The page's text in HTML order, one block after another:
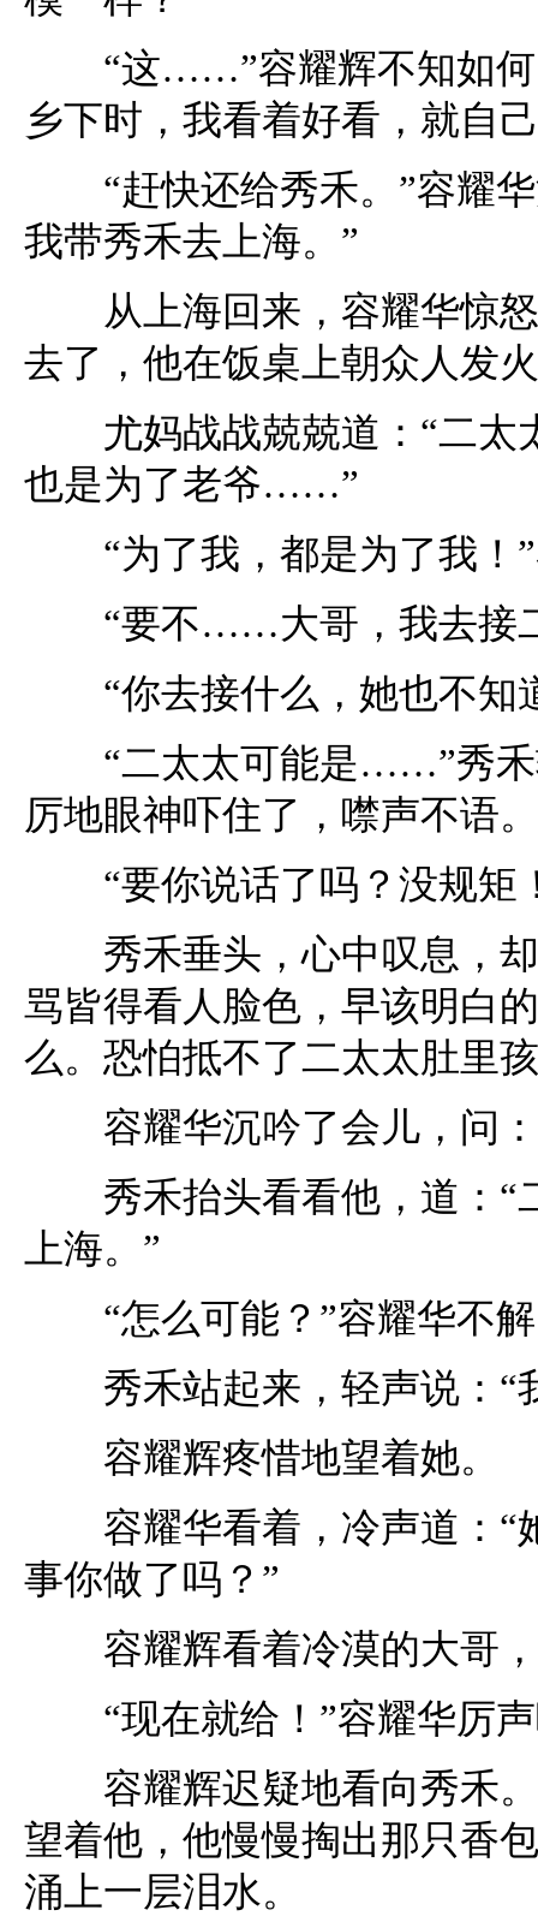
“这……”容耀辉不知如何
乡下时，我看着好看，就自
“赶快还给秀禾。”容耀华
我带秀禾去上海。”
从上海回来，容耀华惊怒
去了，他在饭桌上朝众人发
尤妈战战兢兢道：“二太
也是为了老爷……”
“为了我，都是为了我！”
“要不……大哥，我去接二
“你去接什么，她也不知
“二太太可能是……”秀禾
厉地眼神吓住了，噤声不语。
“要你说话了吗？没规矩
秀禾垂头，心中叹息，却
骂皆得看人脸色，早该明白
么。恐怕抵不了二太太肚里
容耀华沉吟了会儿，问：
秀禾抬头看看他，道：“
上海。”
“怎么可能？”容耀华不解
秀禾站起来，轻声说：“
容耀辉疼惜地望着她。
容耀华看着，冷声道：“
事你做了吗？”
容耀辉看着冷漠的大哥
“现在就给！”容耀华厉声
容耀辉迟疑地看向秀禾。
望着他，他慢慢掏出那只香
涌上一层泪水。